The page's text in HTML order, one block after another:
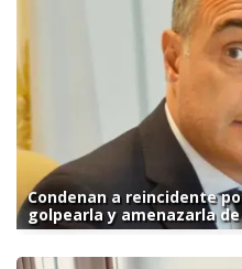
Condenan a reincidente
golpearla y amenazarla